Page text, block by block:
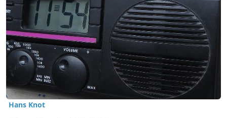
Hans Knot